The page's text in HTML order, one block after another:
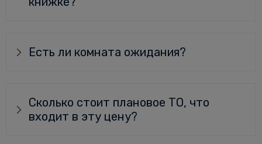
Есть ли комната ожидания?
Сколько стоит плановое ТО, что
входит в эту цену?